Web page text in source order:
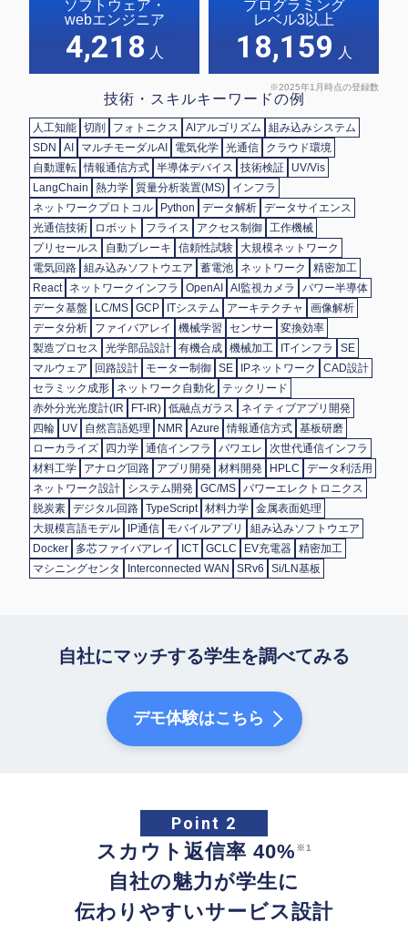
ソフトウェア・
webエンジニア
4,218 人
プログラミング
レベル3以上
18,159 人
※2025年1月時点の登録数
技術・スキルキーワードの例
人工知能 切削 フォトニクス AIアルゴリズム
組み込みシステム
SDN
AI マルチモーダルAI 電気化学 光通信
クラウド環境
自動運転 情報通信方式 半導体デバイス 技術検証
UV/Vis
LangChain
熱力学 質量分析装置(MS)
インフラ
ネットワークプロトコル
Python データ解析 データサイエンス
光通信技術
ロボット フライス アクセス制御 工作機械
プリセールス
自動ブレーキ 信頼性試験
大規模ネットワーク
電気回路 組み込みソフトウエア 蓄電池 ネットワーク
精密加工
React
ネットワークインフラ OpenAI AI監視カメラ
パワー半導体
データ基盤
LC/MS GCP ITシステム アーキテクチャ
画像解析
データ分析
ファイバアレイ 機械学習 センサー
変換効率
製造プロセス
光学部品設計 有機合成 機械加工 ITインフラ
SE
マルウェア
回路設計 モーター制御 SE IPネットワーク
CAD設計
セラミック成形
ネットワーク自動化
テックリード
赤外分光光度計(IR
FT-IR) 低融点ガラス
ネイティブアプリ開発
四輪
UV 自然言語処理 NMR Azure 情報通信方式 基板研磨
ローカライズ
四力学 通信インフラ パワエレ
次世代通信インフラ
材料工学
アナログ回路 アプリ開発 材料開発 HPLC
データ利活用
ネットワーク設計
システム開発 GC/MS パワーエレクトロニクス
脱炭素 デジタル回路 TypeScript 材料力学 金属表面処理
大規模言語モデル
IP通信 モバイルアプリ
組み込みソフトウエア
Docker
多芯ファイバアレイ ICT GCLC EV充電器 精密加工
マシニングセンタ
Interconnected WAN SRv6 Si/LN基板
自社にマッチする学生を調べてみる
デモ体験はこちら
Point 2
スカウト返信率 40% ※1
自社の魅力が学生に
伝わりやすいサービス設計